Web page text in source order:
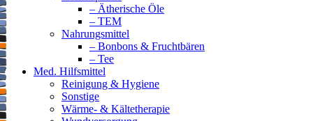
– Ätherische Öle
– TEM
Nahrungsmittel
– Bonbons & Fruchtbären
– Tee
Med. Hilfsmittel
Reinigung & Hygiene
Sonstige
Wärme- & Kältetherapie